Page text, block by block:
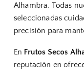
Alhambra. Todas
seleccionadas
precisión para
En Frutos Secos
reputación en